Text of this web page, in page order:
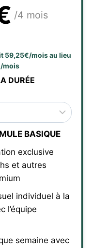
/4 mois
59,25€/mois au lieu
mois
DURÉE
BASIQUE
exclusive
et autres
individuel à la
l’équipe
semaine avec